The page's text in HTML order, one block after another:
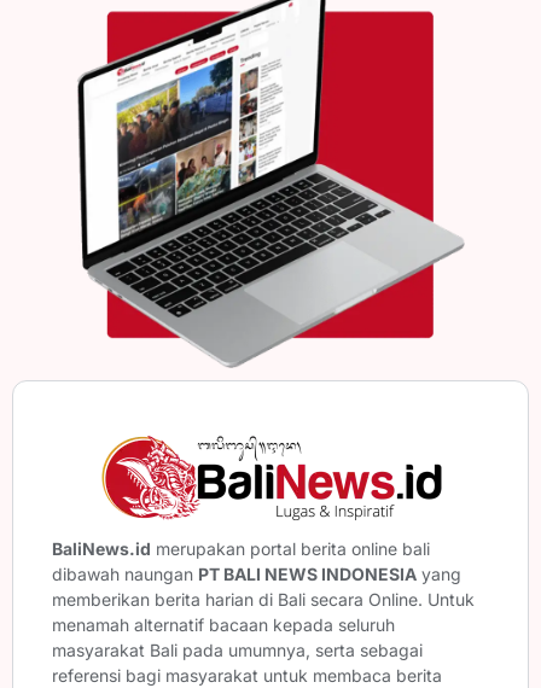
BaliNews.id merupakan portal berita online bali
dibawah naungan PT BALI NEWS INDONESIA yang
memberikan berita harian di Bali secara Online. Untuk
menamah alternatif bacaan kepada seluruh
masyarakat Bali pada umumnya, serta sebagai
referensi bagi masyarakat untuk membaca berita